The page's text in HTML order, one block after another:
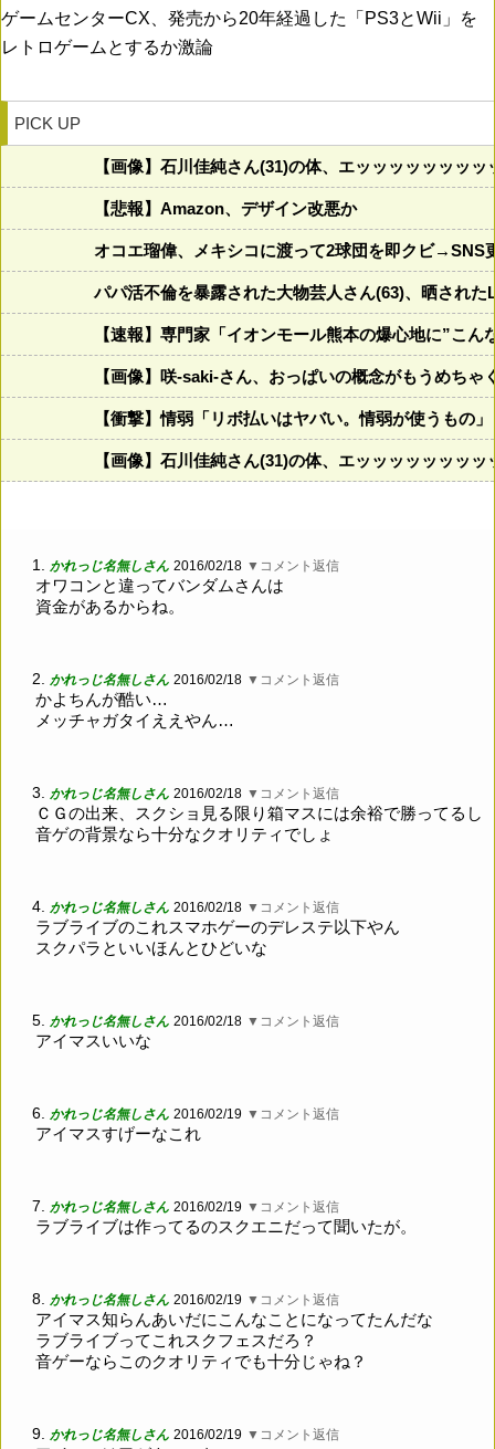
ゲームセンターCX、発売から20年経過した「PS3とWii」を
レトロゲームとするか激論
PICK UP
【画像】石川佳純さん(31)の体、エッッッッッッッ
【悲報】Amazon、デザイン改悪か
オコエ瑠偉、メキシコに渡って2球団を即クビ→SNS
パパ活不倫を暴露された大物芸人さん(63)、晒され
【速報】専門家「イオンモール熊本の爆心地に”こ
【画像】咲-saki-さん、おっぱいの概念がもうめちゃ
【衝撃】情弱「リボ払いはヤバい。情弱が使う
【画像】石川佳純さん(31)の体、エッッッッッッッ
1. かれっじ名無しさん 2016/02/18 ▼コメント返信
オワコンと違ってバンダムさんは
資金があるからね。
2. かれっじ名無しさん 2016/02/18 ▼コメント返信
かよちんが酷い…
メッチャガタイええやん…
3. かれっじ名無しさん 2016/02/18 ▼コメント返信
ＣＧの出来、スクショ見る限り箱マスには余裕で勝ってるし
音ゲの背景なら十分なクオリティでしょ
4. かれっじ名無しさん 2016/02/18 ▼コメント返信
ラブライブのこれスマホゲーのデレステ以下やん
スクパラといいほんとひどいな
5. かれっじ名無しさん 2016/02/18 ▼コメント返信
アイマスいいな
6. かれっじ名無しさん 2016/02/19 ▼コメント返信
アイマスすげーなこれ
7. かれっじ名無しさん 2016/02/19 ▼コメント返信
ラブライブは作ってるのスクエニだって聞いたが。
8. かれっじ名無しさん 2016/02/19 ▼コメント返信
アイマス知らんあいだにこんなことになってたんだな
ラブライブってこれスクフェスだろ？
音ゲーならこのクオリティでも十分じゃね？
9. かれっじ名無しさん 2016/02/19 ▼コメント返信